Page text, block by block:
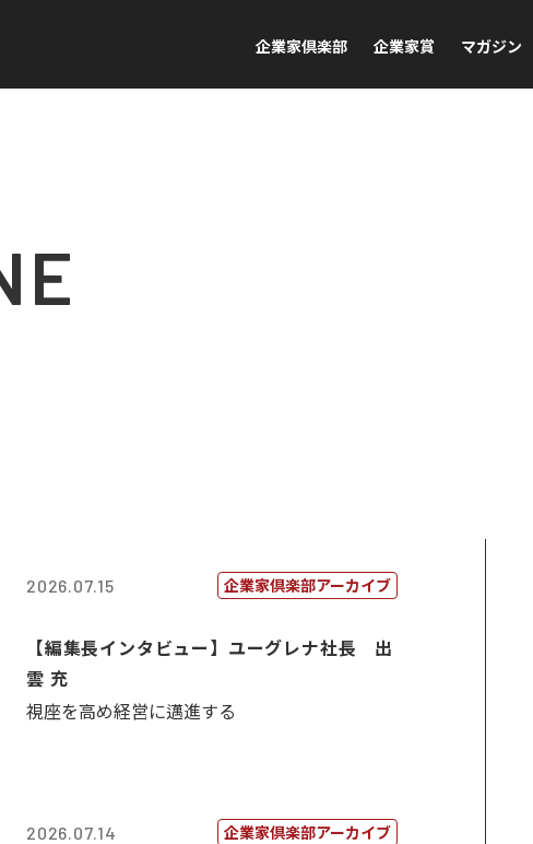
企業家倶楽部 企業家賞 マガジン
2026.07.15 企業家倶楽部アーカイブ
【編集長インタビュー】ユーグレナ社長 出
雲 充
視座を高め経営に邁進する
2026.07.14 企業家倶楽部アーカイブ